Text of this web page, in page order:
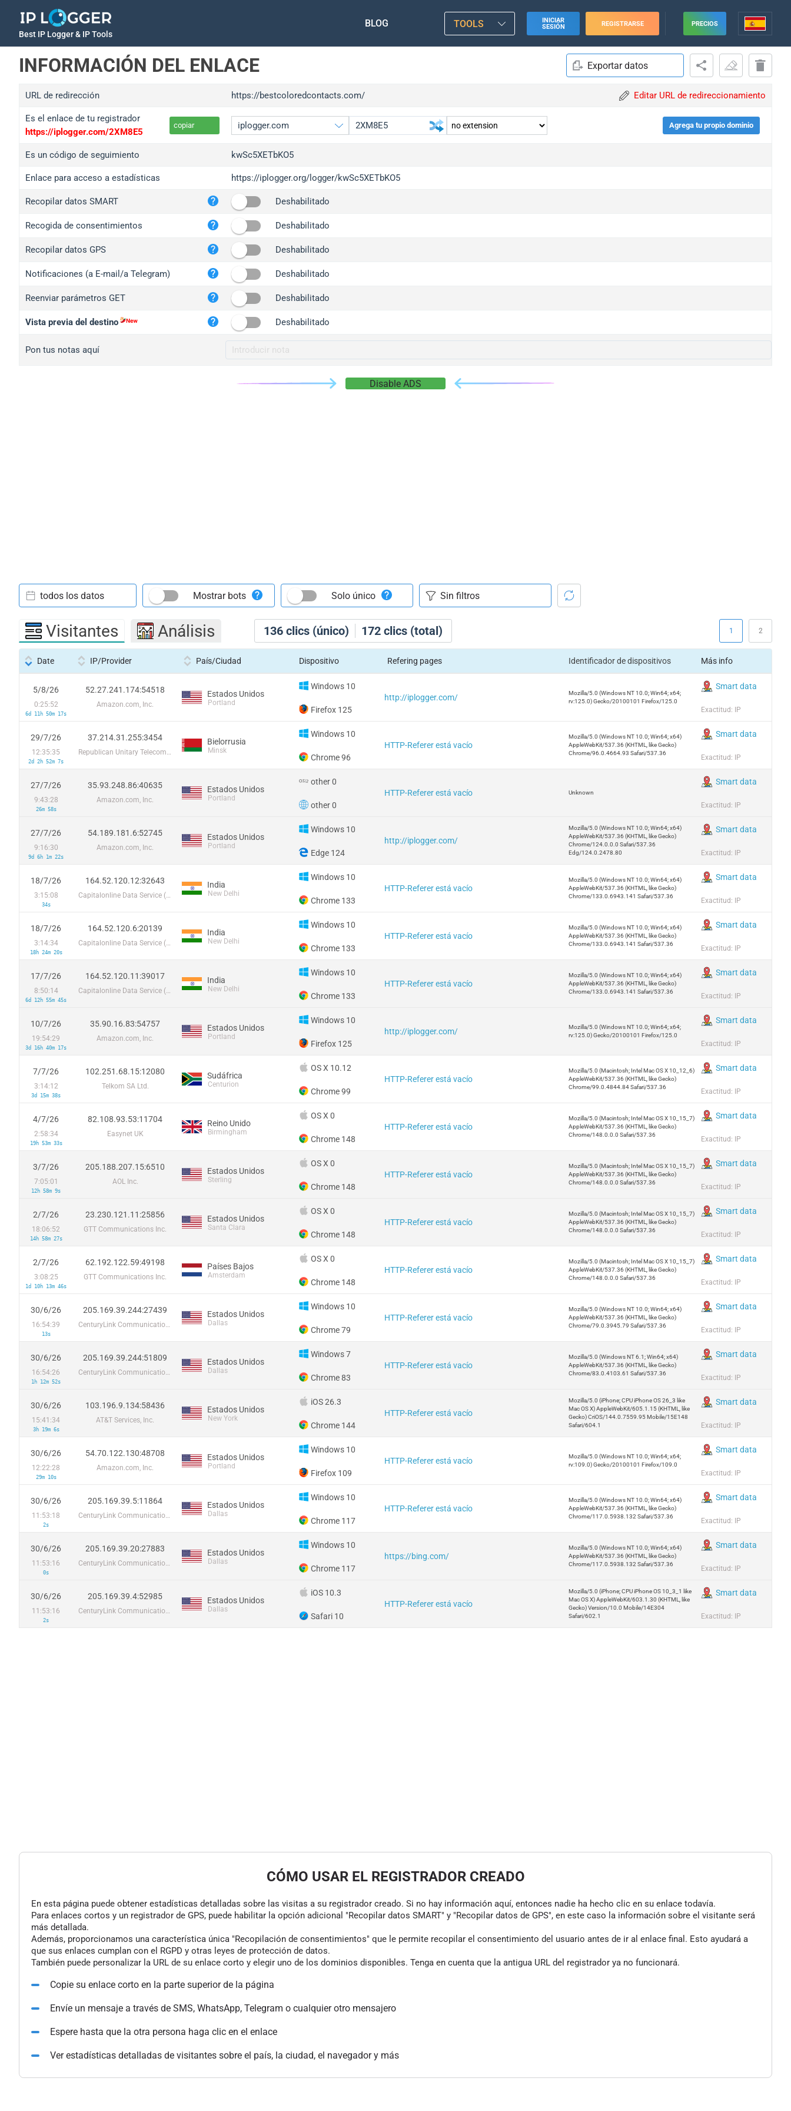
Best IP Logger & IP Tools
BLOG TOOLS
INICIAR
SESIÓN
REGISTRARSE PRECIOS
INFORMACIÓN DEL ENLACE Exportar datos
URL de redirección https://bestcoloredcontacts.com/ Editar URL de redireccionamiento
Es el enlace de tu registrador
https://iplogger.com/2XM8E5
copiar
iplogger.org
wl.gl
ed.tc
iplogger.com
iplogger.co
2no.co
yip.su
iplogger.info
Agrega tu propio dominio
Es un código de seguimiento kwSc5XETbKO5
Enlace para acceso a estadísticas https://iplogger.org/logger/kwSc5XETbKO5
Recopilar datos SMART Deshabilitado
Recogida de consentimientos Deshabilitado
Recopilar datos GPS Deshabilitado
Notificaciones (a E-mail/a Telegram) Deshabilitado
Reenviar parámetros GET Deshabilitado
Vista previa del destino Deshabilitado
Pon tus notas aquí
Disable ADS
136 clics (único) 172 clics (total)
todos los datos Mostrar bots Solo único
Visitantes Análisis 1 2
Date IP/Provider País/Ciudad Dispositivo Refering pages Identificador de dispositivos Más info
5/8/26
0:25:52
6d 11h 50m 17s
52.27.241.174:54518
Amazon.com, Inc.
Estados Unidos
Portland
Windows 10
Firefox 125
http://iplogger.com/
Mozilla/5.0 (Windows NT 10.0; Win64; x64;
rv:125.0) Gecko/20100101 Firefox/125.0
Smart data
Exactitud: IP
29/7/26
12:35:35
2d 2h 52m 7s
37.214.31.255:3454
Republican Unitary Telecommunication Enterprise Beltelecom
Bielorrusia
Minsk
Windows 10
Chrome 96
HTTP-Referer está vacío
Mozilla/5.0 (Windows NT 10.0; Win64; x64)
AppleWebKit/537.36 (KHTML, like Gecko)
Chrome/96.0.4664.93 Safari/537.36
Smart data
Exactitud: IP
27/7/26
9:43:28
26m 58s
35.93.248.86:40635
Amazon.com, Inc.
Estados Unidos
Portland
other 0
other 0
HTTP-Referer está vacío Unknown
Smart data
Exactitud: IP
27/7/26
9:16:30
9d 6h 1m 22s
54.189.181.6:52745
Amazon.com, Inc.
Estados Unidos
Portland
Windows 10
Edge 124
http://iplogger.com/
Mozilla/5.0 (Windows NT 10.0; Win64; x64)
AppleWebKit/537.36 (KHTML, like Gecko)
Chrome/124.0.0.0 Safari/537.36
Edg/124.0.2478.80
Smart data
Exactitud: IP
18/7/26
3:15:08
34s
164.52.120.12:32643
Capitalonline Data Service (HK) Co
India
New Delhi
Windows 10
Chrome 133
HTTP-Referer está vacío
Mozilla/5.0 (Windows NT 10.0; Win64; x64)
AppleWebKit/537.36 (KHTML, like Gecko)
Chrome/133.0.6943.141 Safari/537.36
Smart data
Exactitud: IP
18/7/26
3:14:34
18h 24m 20s
164.52.120.6:20139
Capitalonline Data Service (HK) Co
India
New Delhi
Windows 10
Chrome 133
HTTP-Referer está vacío
Mozilla/5.0 (Windows NT 10.0; Win64; x64)
AppleWebKit/537.36 (KHTML, like Gecko)
Chrome/133.0.6943.141 Safari/537.36
Smart data
Exactitud: IP
17/7/26
8:50:14
6d 12h 55m 45s
164.52.120.11:39017
Capitalonline Data Service (HK) Co
India
New Delhi
Windows 10
Chrome 133
HTTP-Referer está vacío
Mozilla/5.0 (Windows NT 10.0; Win64; x64)
AppleWebKit/537.36 (KHTML, like Gecko)
Chrome/133.0.6943.141 Safari/537.36
Smart data
Exactitud: IP
10/7/26
19:54:29
3d 16h 40m 17s
35.90.16.83:54757
Amazon.com, Inc.
Estados Unidos
Portland
Windows 10
Firefox 125
http://iplogger.com/
Mozilla/5.0 (Windows NT 10.0; Win64; x64;
rv:125.0) Gecko/20100101 Firefox/125.0
Smart data
Exactitud: IP
7/7/26
3:14:12
3d 15m 38s
102.251.68.15:12080
Telkom SA Ltd.
Sudáfrica
Centurion
OS X 10.12
Chrome 99
HTTP-Referer está vacío
Mozilla/5.0 (Macintosh; Intel Mac OS X 10_12_6)
AppleWebKit/537.36 (KHTML, like Gecko)
Chrome/99.0.4844.84 Safari/537.36
Smart data
Exactitud: IP
4/7/26
2:58:34
19h 53m 33s
82.108.93.53:11704
Easynet UK
Reino Unido
Birmingham
OS X 0
Chrome 148
HTTP-Referer está vacío
Mozilla/5.0 (Macintosh; Intel Mac OS X 10_15_7)
AppleWebKit/537.36 (KHTML, like Gecko)
Chrome/148.0.0.0 Safari/537.36
Smart data
Exactitud: IP
3/7/26
7:05:01
12h 58m 9s
205.188.207.15:6510
AOL Inc.
Estados Unidos
Sterling
OS X 0
Chrome 148
HTTP-Referer está vacío
Mozilla/5.0 (Macintosh; Intel Mac OS X 10_15_7)
AppleWebKit/537.36 (KHTML, like Gecko)
Chrome/148.0.0.0 Safari/537.36
Smart data
Exactitud: IP
2/7/26
18:06:52
14h 58m 27s
23.230.121.11:25856
GTT Communications Inc.
Estados Unidos
Santa Clara
OS X 0
Chrome 148
HTTP-Referer está vacío
Mozilla/5.0 (Macintosh; Intel Mac OS X 10_15_7)
AppleWebKit/537.36 (KHTML, like Gecko)
Chrome/148.0.0.0 Safari/537.36
Smart data
Exactitud: IP
2/7/26
3:08:25
1d 10h 13m 46s
62.192.122.59:49198
GTT Communications Inc.
Países Bajos
Amsterdam
OS X 0
Chrome 148
HTTP-Referer está vacío
Mozilla/5.0 (Macintosh; Intel Mac OS X 10_15_7)
AppleWebKit/537.36 (KHTML, like Gecko)
Chrome/148.0.0.0 Safari/537.36
Smart data
Exactitud: IP
30/6/26
16:54:39
13s
205.169.39.244:27439
CenturyLink Communications, LLC
Estados Unidos
Dallas
Windows 10
Chrome 79
HTTP-Referer está vacío
Mozilla/5.0 (Windows NT 10.0; Win64; x64)
AppleWebKit/537.36 (KHTML, like Gecko)
Chrome/79.0.3945.79 Safari/537.36
Smart data
Exactitud: IP
30/6/26
16:54:26
1h 12m 52s
205.169.39.244:51809
CenturyLink Communications, LLC
Estados Unidos
Dallas
Windows 7
Chrome 83
HTTP-Referer está vacío
Mozilla/5.0 (Windows NT 6.1; Win64; x64)
AppleWebKit/537.36 (KHTML, like Gecko)
Chrome/83.0.4103.61 Safari/537.36
Smart data
Exactitud: IP
30/6/26
15:41:34
3h 19m 6s
103.196.9.134:58436
AT&T Services, Inc.
Estados Unidos
New York
iOS 26.3
Chrome 144
HTTP-Referer está vacío
Mozilla/5.0 (iPhone; CPU iPhone OS 26_3 like
Mac OS X) AppleWebKit/605.1.15 (KHTML, like
Gecko) CriOS/144.0.7559.95 Mobile/15E148
Safari/604.1
Smart data
Exactitud: IP
30/6/26
12:22:28
29m 10s
54.70.122.130:48708
Amazon.com, Inc.
Estados Unidos
Portland
Windows 10
Firefox 109
HTTP-Referer está vacío
Mozilla/5.0 (Windows NT 10.0; Win64; x64;
rv:109.0) Gecko/20100101 Firefox/109.0
Smart data
Exactitud: IP
30/6/26
11:53:18
2s
205.169.39.5:11864
CenturyLink Communications, LLC
Estados Unidos
Dallas
Windows 10
Chrome 117
HTTP-Referer está vacío
Mozilla/5.0 (Windows NT 10.0; Win64; x64)
AppleWebKit/537.36 (KHTML, like Gecko)
Chrome/117.0.5938.132 Safari/537.36
Smart data
Exactitud: IP
30/6/26
11:53:16
0s
205.169.39.20:27883
CenturyLink Communications, LLC
Estados Unidos
Dallas
Windows 10
Chrome 117
https://bing.com/
Mozilla/5.0 (Windows NT 10.0; Win64; x64)
AppleWebKit/537.36 (KHTML, like Gecko)
Chrome/117.0.5938.132 Safari/537.36
Smart data
Exactitud: IP
30/6/26
11:53:16
2s
205.169.39.4:52985
CenturyLink Communications, LLC
Estados Unidos
Dallas
iOS 10.3
Safari 10
HTTP-Referer está vacío
Mozilla/5.0 (iPhone; CPU iPhone OS 10_3_1 like
Mac OS X) AppleWebKit/603.1.30 (KHTML, like
Gecko) Version/10.0 Mobile/14E304
Safari/602.1
Smart data
Exactitud: IP
CÓMO USAR EL REGISTRADOR CREADO
En esta página puede obtener estadísticas detalladas sobre las visitas a su registrador creado. Si no hay información aquí, entonces nadie ha hecho clic en su enlace todavía.
Para enlaces cortos y un registrador de GPS, puede habilitar la opción adicional "Recopilar datos SMART" y "Recopilar datos de GPS", en este caso la información sobre el visitante será
más detallada.
Además, proporcionamos una característica única "Recopilación de consentimientos" que le permite recopilar el consentimiento del usuario antes de ir al enlace final. Esto ayudará a
que sus enlaces cumplan con el RGPD y otras leyes de protección de datos.
También puede personalizar la URL de su enlace corto y elegir uno de los dominios disponibles. Tenga en cuenta que la antigua URL del registrador ya no funcionará.
Copie su enlace corto en la parte superior de la página
Envíe un mensaje a través de SMS, WhatsApp, Telegram o cualquier otro mensajero
Espere hasta que la otra persona haga clic en el enlace
Ver estadísticas detalladas de visitantes sobre el país, la ciudad, el navegador y más